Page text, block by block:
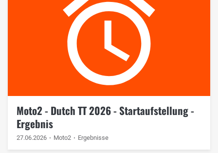
Moto2 - Dutch TT 2026 - Startaufstellung -
Ergebnis
27.06.2026 Moto2 Ergebnisse